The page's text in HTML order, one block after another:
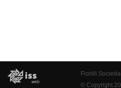
Fiorilli
© Copyright